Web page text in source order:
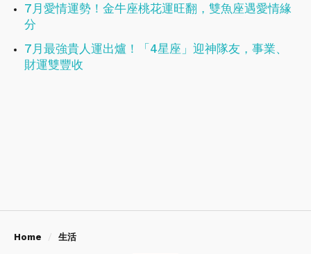
7月愛情運勢！金牛座桃花運旺翻，雙魚座遇愛情緣
分
7月最強貴人運出爐！「4星座」迎神隊友，事業、
財運雙豐收
Home 生活